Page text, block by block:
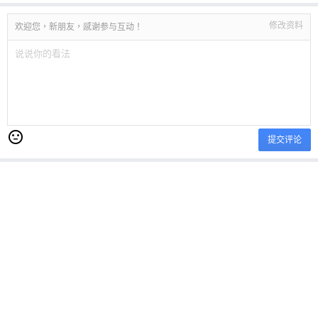
欢迎您，新朋友，感谢参与互动！ 修改资料
提交评论